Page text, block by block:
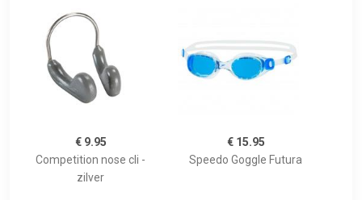
€ 9.95
Competition nose cli -
zilver
€ 15.95
Speedo Goggle Futura